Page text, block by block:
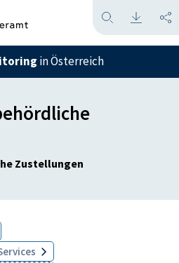
in Österreich
Zustellungen